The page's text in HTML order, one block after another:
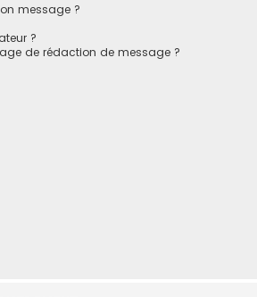
message ?
?
de rédaction de message ?